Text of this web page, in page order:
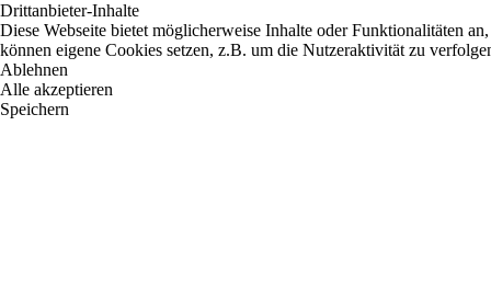
Drittanbieter-Inhalte
Diese Webseite bietet möglicherweise Inhalte oder Funktionalitäten
können eigene Cookies setzen, z.B. um die Nutzeraktivität zu
Ablehnen
Alle akzeptieren
Speichern